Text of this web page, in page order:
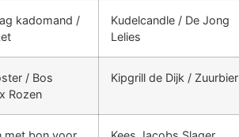
kadomand /
Kudelcandle / De Jong
Lelies
/ Bos
Rozen
Kipgrill de Dijk / Zuurbier